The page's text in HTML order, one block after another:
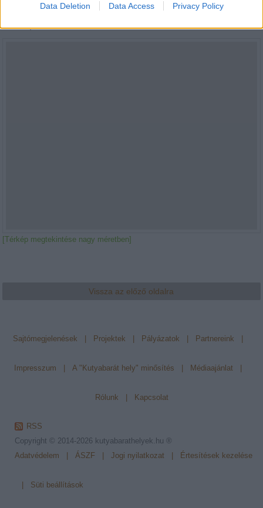
Data Deletion Data Access Privacy Policy
[Térkép megtekintése nagy méretben]
Vissza az előző oldalra
Sajtómegjelenések Projektek Pályázatok Partnereink
Impresszum A "Kutyabarát hely" minősítés Médiaajánlat
Rólunk Kapcsolat
RSS
Copyright © 2014-2026 kutyabarathelyek.hu ®
Adatvédelem
ÁSZF Jogi nyilatkozat Értesítések kezelése
Süti beállítások